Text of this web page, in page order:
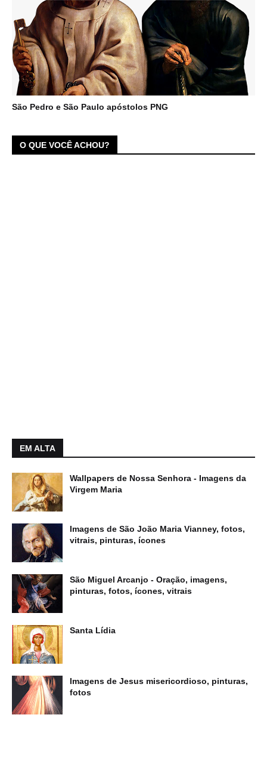
São Pedro e São Paulo apóstolos PNG
O QUE VOCÊ ACHOU?
EM ALTA
Wallpapers de Nossa Senhora - Imagens da
Virgem Maria
Imagens de São João Maria Vianney, fotos,
vitrais, pinturas, ícones
São Miguel Arcanjo - Oração, imagens,
pinturas, fotos, ícones, vitrais
Santa Lídia
Imagens de Jesus misericordioso, pinturas,
fotos